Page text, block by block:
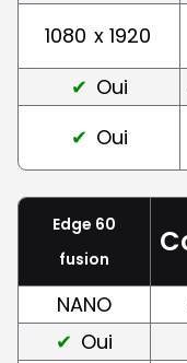
1080 x 1920
Oui
Oui
Edge 60
fusion
NANO
Oui